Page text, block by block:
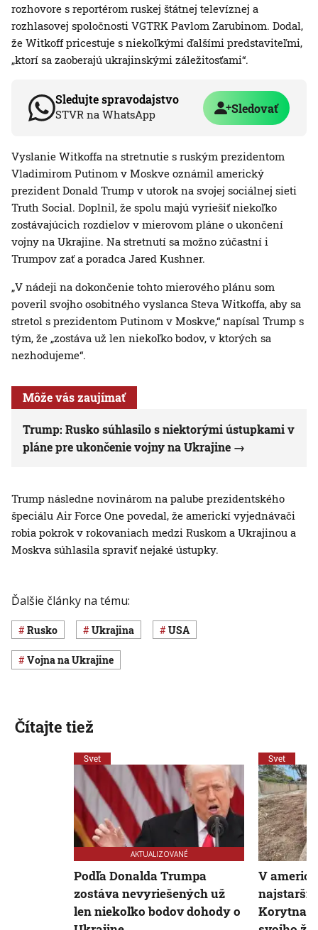
rozhovore s reportérom ruskej štátnej televíznej a
rozhlasovej spoločnosti VGTRK Pavlom Zarubinom. Dodal,
že Witkoff pricestuje s niekoľkými ďalšími predstaviteľmi,
„ktorí sa zaoberajú ukrajinskými záležitosťami“.
Sledujte spravodajstvo
STVR na WhatsApp Sledovať
Vyslanie Witkoffa na stretnutie s ruským prezidentom
Vladimirom Putinom v Moskve oznámil americký
prezident Donald Trump v utorok na svojej sociálnej sieti
Truth Social. Doplnil, že spolu majú vyriešiť niekoľko
zostávajúcich rozdielov v mierovom pláne o ukončení
vojny na Ukrajine. Na stretnutí sa možno zúčastní i
Trumpov zať a poradca Jared Kushner.
„V nádeji na dokončenie tohto mierového plánu som
poveril svojho osobitného vyslanca Steva Witkoffa, aby sa
stretol s prezidentom Putinom v Moskve,“ napísal Trump s
tým, že „zostáva už len niekoľko bodov, v ktorých sa
nezhodujeme“.
Môže vás zaujímať
Trump: Rusko súhlasilo s niektorými ústupkami v
pláne pre ukončenie vojny na Ukrajine
Trump následne novinárom na palube prezidentského
špeciálu Air Force One povedal, že americkí vyjednávači
robia pokrok v rokovaniach medzi Ruskom a Ukrajinou a
Moskva súhlasila spraviť nejaké ústupky.
Ďalšie články na tému:
Rusko Ukrajina USA
vojna na Ukrajine
Čítajte tiež
Svet
AKTUALIZOVANÉ
Podľa Donalda Trumpa
zostáva nevyriešených už
len niekoľko bodov dohody o
Svet
V
najstarší